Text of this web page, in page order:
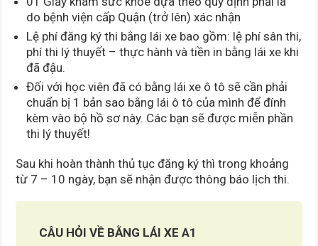
do bệnh viện cấp Quận (trở lên) xác nhận
Lệ phí đăng ký thi bằng lái xe bao gồm: lệ phí sân thi,
phí thi lý thuyết – thực hành và tiền in bằng lái xe khi
đã đậu.
Đối với học viên đã có bằng lái xe ô tô sẽ cần phải
chuẩn bị 1 bản sao bằng lái ô tô của mình để đính
kèm vào bộ hồ sơ này. Các bạn sẽ được miễn phần
thi lý thuyết!
Sau khi hoàn thành thủ tục đăng ký thì trong khoảng
từ 7 – 10 ngày, bạn sẽ nhận được thông báo lịch thi.
CÂU HỎI VỀ BẰNG LÁI XE A1